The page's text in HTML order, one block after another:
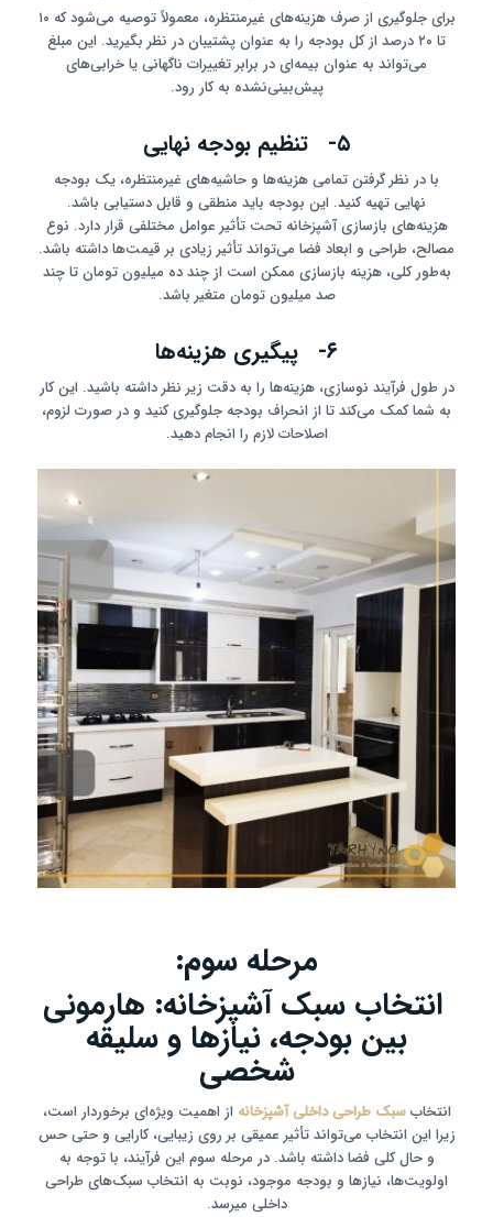
برای جلوگیری از صرف هزینه‌های غیرمنتظره، معمولاً توصیه می‌شود که ۱۰
تا ۲۰ درصد از کل بودجه را به عنوان پشتیبان در نظر بگیرید. این مبلغ
می‌تواند به عنوان بیمه‌ای در برابر تغییرات ناگهانی یا خرابی‌های
پیش‌بینی‌نشده به کار رود.
۵- تنظیم بودجه نهایی
با در نظر گرفتن تمامی هزینه‌ها و حاشیه‌های غیرمنتظره، یک بودجه
نهایی تهیه کنید. این بودجه باید منطقی و قابل دستیابی باشد.
هزینه‌های بازسازی آشپزخانه تحت تأثیر عوامل مختلفی قرار دارد. نوع
مصالح، طراحی و ابعاد فضا می‌تواند تأثیر زیادی بر قیمت‌ها داشته باشد.
به‌طور کلی، هزینه بازسازی ممکن است از چند ده میلیون تومان تا چند
صد میلیون تومان متغیر باشد.
۶- پیگیری هزینه‌ها
در طول فرآیند نوسازی، هزینه‌ها را به دقت زیر نظر داشته باشید. این کار
به شما کمک می‌کند تا از انحراف بودجه جلوگیری کنید و در صورت لزوم،
اصلاحات لازم را انجام دهید.
مرحله سوم:
انتخاب سبک آشپزخانه: هارمونی
بین بودجه، نیازها و سلیقه
شخصی
انتخابسبک طراحی داخلیآشپزخانه از اهمیت ویژه‌ای برخوردار است،
زیرا این انتخاب می‌تواند تأثیر عمیقی بر روی زیبایی، کارایی و حتی حس
و حال کلی فضا داشته باشد. در مرحله سوم این فرآیند، با توجه به
اولویت‌ها، نیازها و بودجه موجود، نوبت به انتخاب سبک‌های طراحی
داخلی میرسد.